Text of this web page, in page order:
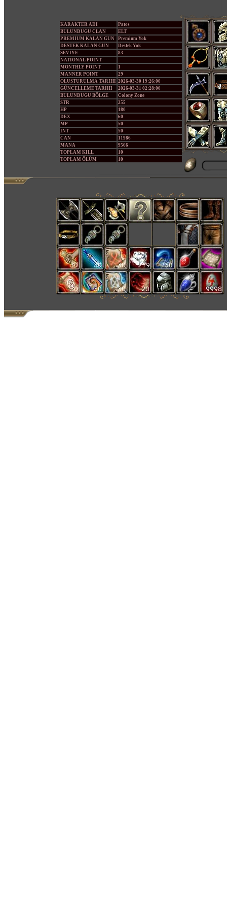
KARAKTER ADI
Patos
BULUNDUGU CLAN
ELT
PREMIUM KALAN GUN
Premium Yok
DESTEK KALAN GUN
Destek Yok
SEVIYE
83
NATIONAL POINT
MONTHLY POINT
1
MANNER POINT
29
OLUSTURULMA TARIHI 2026-03-30 19:26:00
GÜNCELLEME TARIHI
2026-03-31 02:28:00
BULUNDUGU BÖLGE
Colony Zone
STR
255
HP
180
DEX
60
MP
50
INT
50
CAN
11986
MANA
9566
TOPLAM KILL
10
TOPLAM ÖLÜM
10